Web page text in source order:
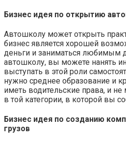
Бизнес идея по открытию
Автошколу может открыть
бизнес является хорошей
деньги и заниматься любимым
автошколу, вы можете нанять
выступать в этой роли
нужно среднее образование и
иметь водительские права, и не
в той категории, в которой вы
Бизнес идея по созданию
грузов